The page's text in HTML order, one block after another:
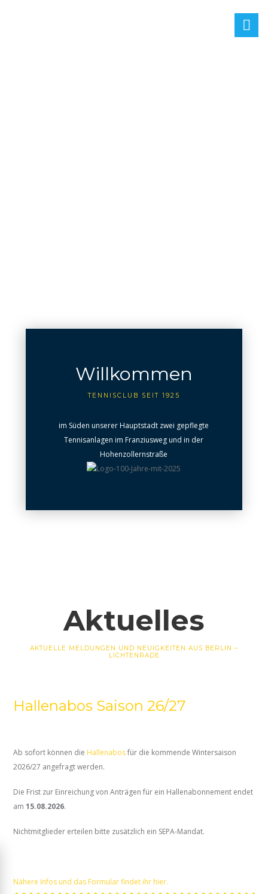
Willkommen
TENNISCLUB SEIT 1925
im Süden unserer Hauptstadt zwei gepflegte
Tennisanlagen im Franziusweg und in der
Hohenzollernstraße
Aktuelles
AKTUELLE MELDUNGEN UND NEUIGKEITEN AUS BERLIN –
LICHTENRADE
Hallenabos Saison 26/27
Ab sofort können die Hallenabosfür die kommende Wintersaison
2026/27 angefragt werden.
Die Frist zur Einreichung von Anträgen für ein Hallenabonnement endet
am15.08.2026.
Nichtmitglieder erteilen bitte zusätzlich ein SEPA-Mandat.
Nähere Infos und das Formular findet ihr hier.